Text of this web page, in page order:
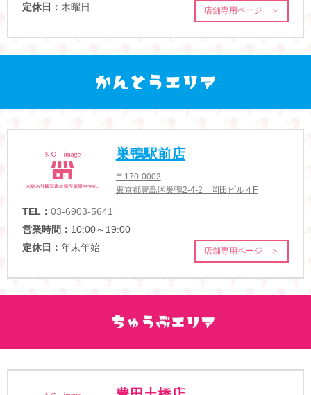
定休日： 木曜日 店舗専用ページ ＞
巣鴨駅前店
〒170-0002
東京都豊島区巣鴨2-4-2 岡田ビル４F
TEL： 03-6903-5641
営業時間： 10:00～19:00
定休日： 年末年始 店舗専用ページ ＞